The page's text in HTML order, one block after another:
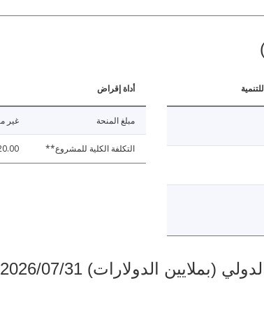
أداة إقراض
مبلغ المنحة غير
التكلفة الكلية للمشروع**
الدولارات) 2026/07/31